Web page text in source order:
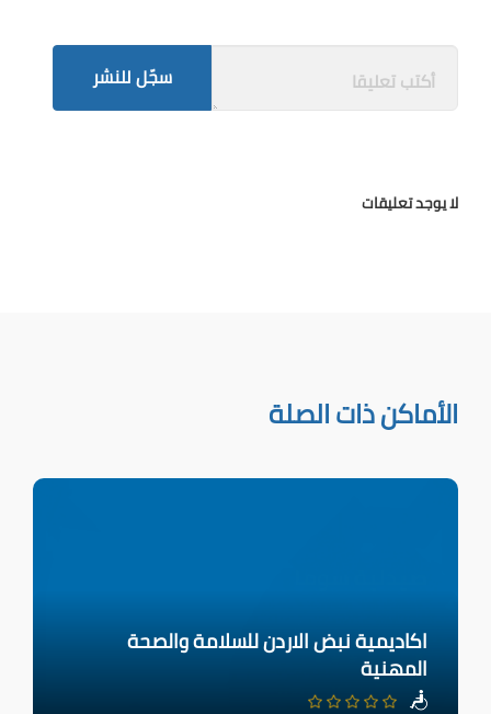
سجّل للنشر
لا يوجد تعليقات
الأماكن ذات الصلة
اكاديمية نبض الاردن للسلامة والصحة
المهنية